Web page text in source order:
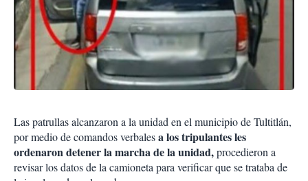
Las patrullas alcanzaron a la unidad en el municipio de Tultitlán,
por medio de comandos verbalesa los tripulantes les
ordenaron detener la marcha de la unidad,procedieron a
revisar los datos de la camioneta para verificar que se trataba de